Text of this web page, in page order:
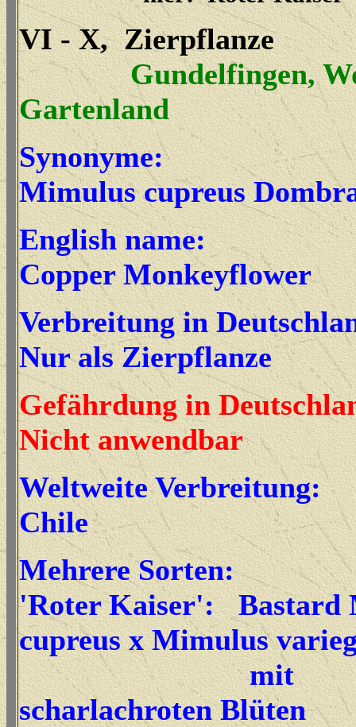
VI - X, Zierpflanze
Gundelfingen,
Gartenland
Synonyme:
Mimulus cupreus
English name:
Copper Monkeyflower
Verbreitung in
Nur als Zierpflanze
Gefährdung in
Nicht anwendbar
Weltweite Verbreitung:
Chile
Mehrere Sorten:
'Roter Kaiser': Bastard
cupreus x Mimulus
mit
scharlachroten Blüten